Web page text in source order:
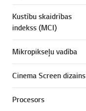
Kustību skaidrības
indekss (MCI)
Mikropikseļu vadība
Cinema Screen dizains
Procesors